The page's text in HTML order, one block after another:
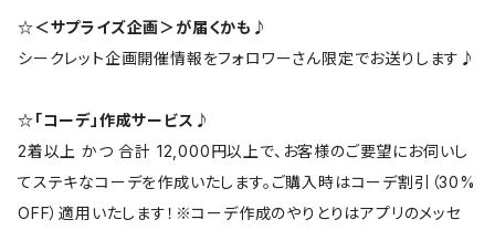
☆＜サプライズ企画＞が届くかも♪
シークレット企画開催情報をフォロワーさん限定でお送りします♪
☆「コーデ」作成サービス♪
2着以上 かつ 合計 12,000円以上で、お客様のご要望にお伺いし
てステキなコーデを作成いたします。ご購入時はコーデ割引（30%
OFF）適用いたします！※コーデ作成のやりとりはアプリのメッセ